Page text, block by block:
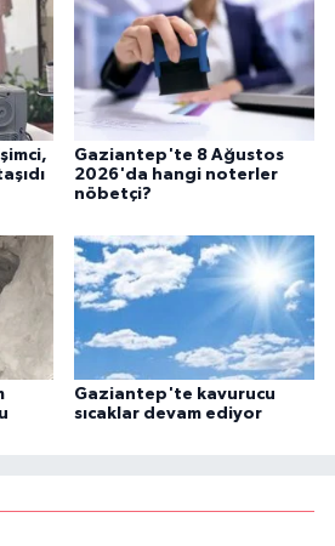
Gaziantep'te 8 Ağustos
2026'da hangi noterler
nöbetçi?
Gaziantep'te kavurucu
sıcaklar devam ediyor